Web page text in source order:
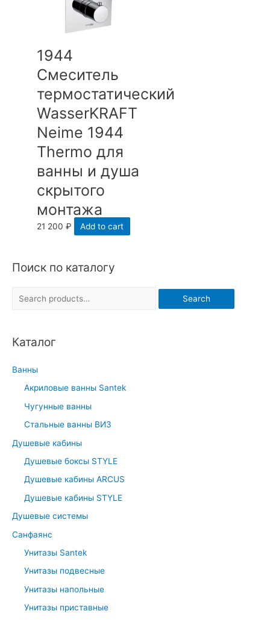
Поиск по каталогу
r
h
:
Search
Каталог
Ванны
Акриловые ванны Santek
Чугунные ванны
Стальные ванны ВИЗ
Душевые кабины
Душевые боксы STYLE
Душевые кабины ARCUS
Душевые кабины STYLE
Душевые системы
Санфаянс
Унитазы Santek
Унитазы подвесные
Унитазы напольные
Унитазы приставные
1944
Смеситель
термостатический
WasserKRAFT
Neime 1944
Thermo для
ванны и душа
скрытого
монтажа
21 200₽ Add to cart